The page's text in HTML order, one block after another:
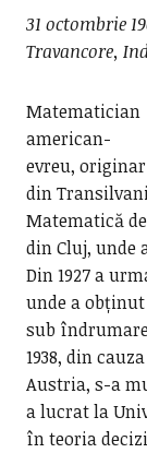
31 octombrie
Travancore,
Matematician
american-
evreu, originar
din
Matematică
din Cluj, unde
Din 1927 a
unde a
sub
1938, din
Austria, s-a
a lucrat la
în teoria